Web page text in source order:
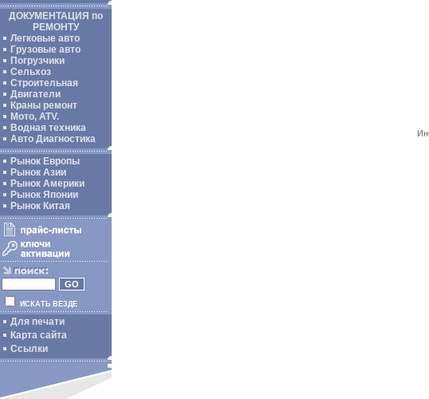
ДОКУМЕНТАЦИЯ по
РЕМОНТУ
Легковые авто
Грузовые авто
Погрузчики
Сельхоз
Строительная
Двигатели
Краны ремонт
Мото, ATV.
Водная техника
Авто Диагностика
Рынок Европы
Рынок Азии
Рынок Америки
Рынок Японии
Рынок Китая
ИСКАТЬ ВЕЗДЕ
Для печати
Карта сайта
Ссылки